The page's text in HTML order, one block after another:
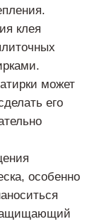
клея
может
его
особенно